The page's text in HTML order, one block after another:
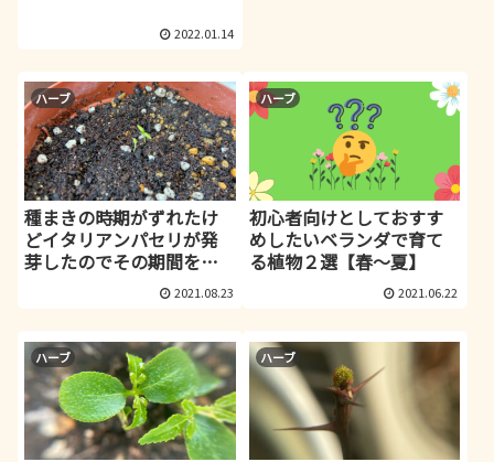
2022.01.14
ハーブ
種まきの時期がずれたけ
どイタリアンパセリが発
芽したのでその期間をお
2021.08.23
ハーブ
初心者向けとしておすす
めしたいベランダで育て
る植物２選【春～夏】
2021.06.22
ハーブ ハーブ